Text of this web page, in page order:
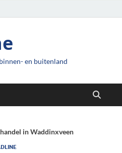
en buitenland
in Waddinxveen